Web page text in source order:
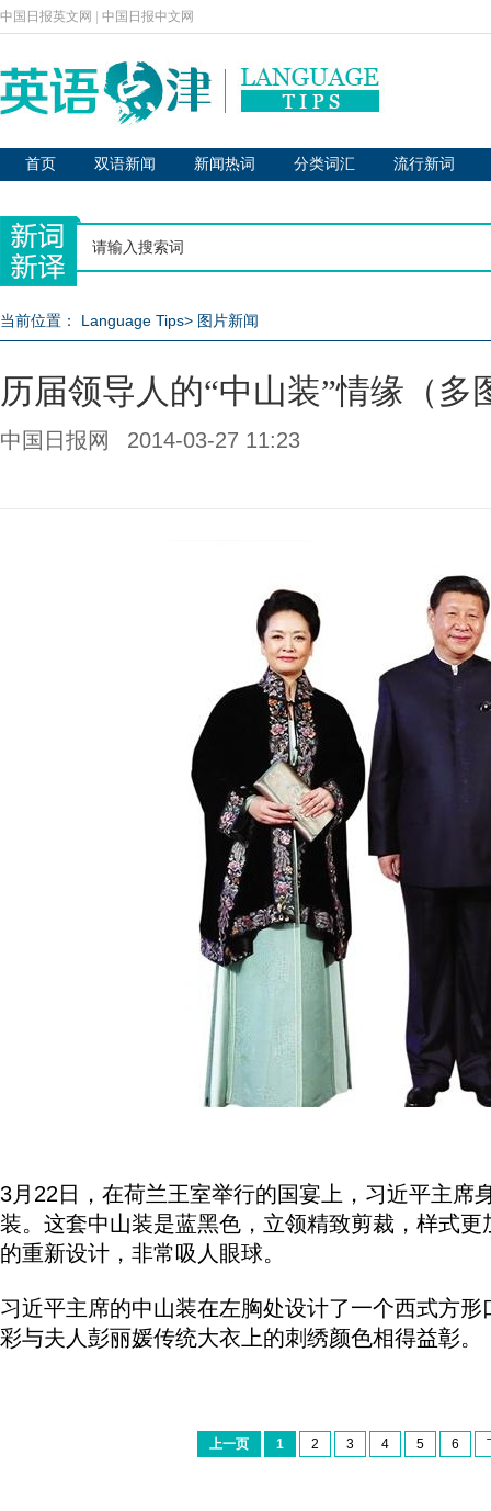
中国日报英文网 中国日报中文网
首页 双语新闻 新闻热词 分类词汇 流行新词
当前位置： Language Tips> 图片新闻
历届领导人的“中山装”情缘（多
中国日报网 2014-03-27 11:23
3月22日，在荷兰王室举行的国宴上，习近平主席
装。这套中山装是蓝黑色，立领精致剪裁，样式
的重新设计，非常吸人眼球。
习近平主席的中山装在左胸处设计了一个西式方
彩与夫人彭丽媛传统大衣上的刺绣颜色相得益彰。
上一页 1 2 3 4 5 6